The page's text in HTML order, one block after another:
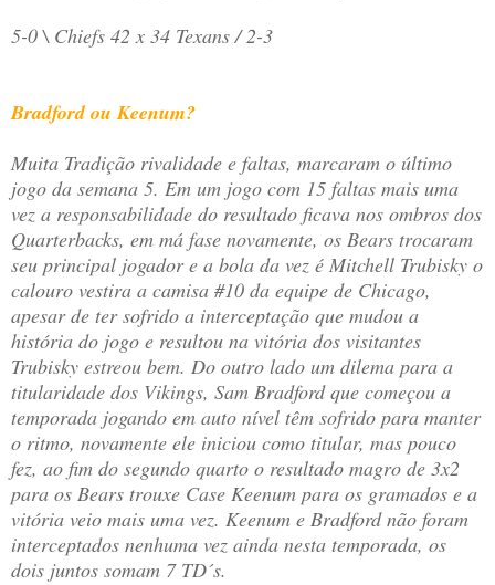
5-0 \ Chiefs 42 x 34 Texans / 2-3
Bradford ou Keenum?
Muita Tradição rivalidade e faltas, marcaram o último
jogo da semana 5. Em um jogo com 15 faltas mais uma
vez a responsabilidade do resultado ficava nos ombros dos
Quarterbacks, em má fase novamente, os Bears trocaram
seu principal jogador e a bola da vez é Mitchell Trubisky o
calouro vestira a camisa #10 da equipe de Chicago,
apesar de ter sofrido a interceptação que mudou a
história do jogo e resultou na vitória dos visitantes
Trubisky estreou bem. Do outro lado um dilema para a
titularidade dos Vikings, Sam Bradford que começou a
temporada jogando em auto nível têm sofrido para manter
o ritmo, novamente ele iniciou como titular, mas pouco
fez, ao fim do segundo quarto o resultado magro de 3x2
para os Bears trouxe Case Keenum para os gramados e a
vitória veio mais uma vez. Keenum e Bradford não foram
interceptados nenhuma vez ainda nesta temporada, os
dois juntos somam 7 TD´s.